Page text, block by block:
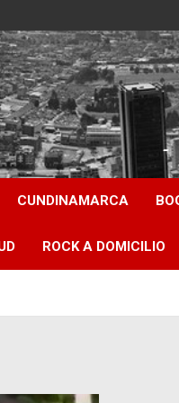
CUNDINAMARCA
ROCK A DOMICILIO